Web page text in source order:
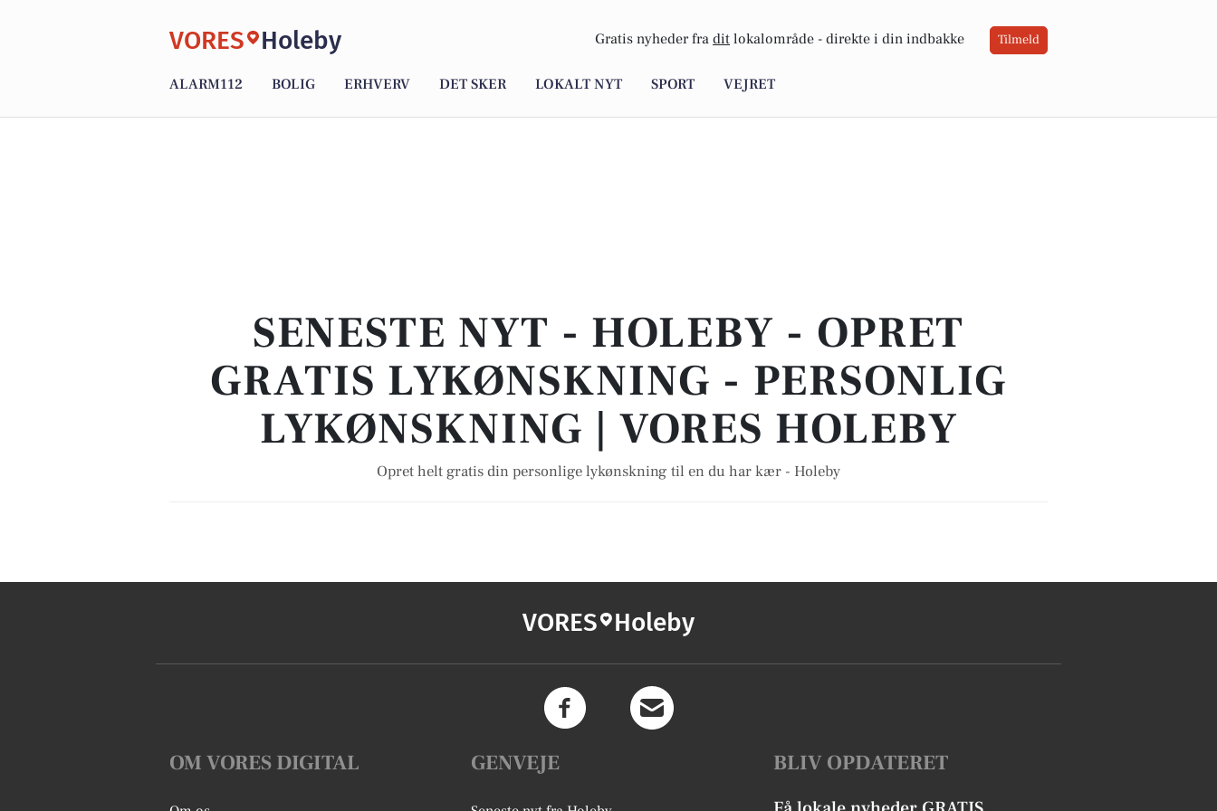
VORES Holeby Gratis nyheder fra dit lokalområde - direkte i din indbakke Tilmeld
ALARM112 BOLIG ERHVERV DET SKER LOKALT NYT SPORT VEJRET
SENESTE NYT - HOLEBY - OPRET
GRATIS LYKØNSKNING - PERSONLIG
LYKØNSKNING | VORES HOLEBY
Opret helt gratis din personlige lykønskning til en du har kær - Holeby
VORES Holeby
OM VORES DIGITAL GENVEJE BLIV OPDATERET